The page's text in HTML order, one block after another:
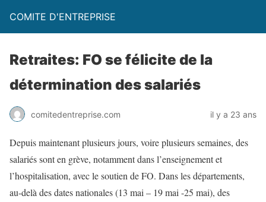
COMITE D'ENTREPRISE
Retraites: FO se félicite de la
détermination des salariés
comitedentreprise.com il y a 23 ans
Depuis maintenant plusieurs jours, voire plusieurs semaines, des
salariés sont en grève, notamment dans l’enseignement et
l’hospitalisation, avec le soutien de FO. Dans les départements,
au-delà des dates nationales (13 mai – 19 mai -25 mai), des